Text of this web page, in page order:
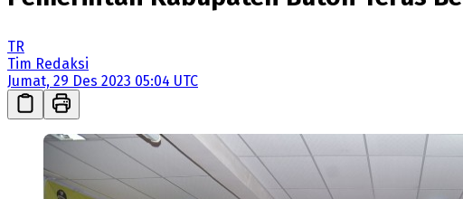
TR
Tim Redaksi
Jumat, 29 Des 2023 05:04 UTC